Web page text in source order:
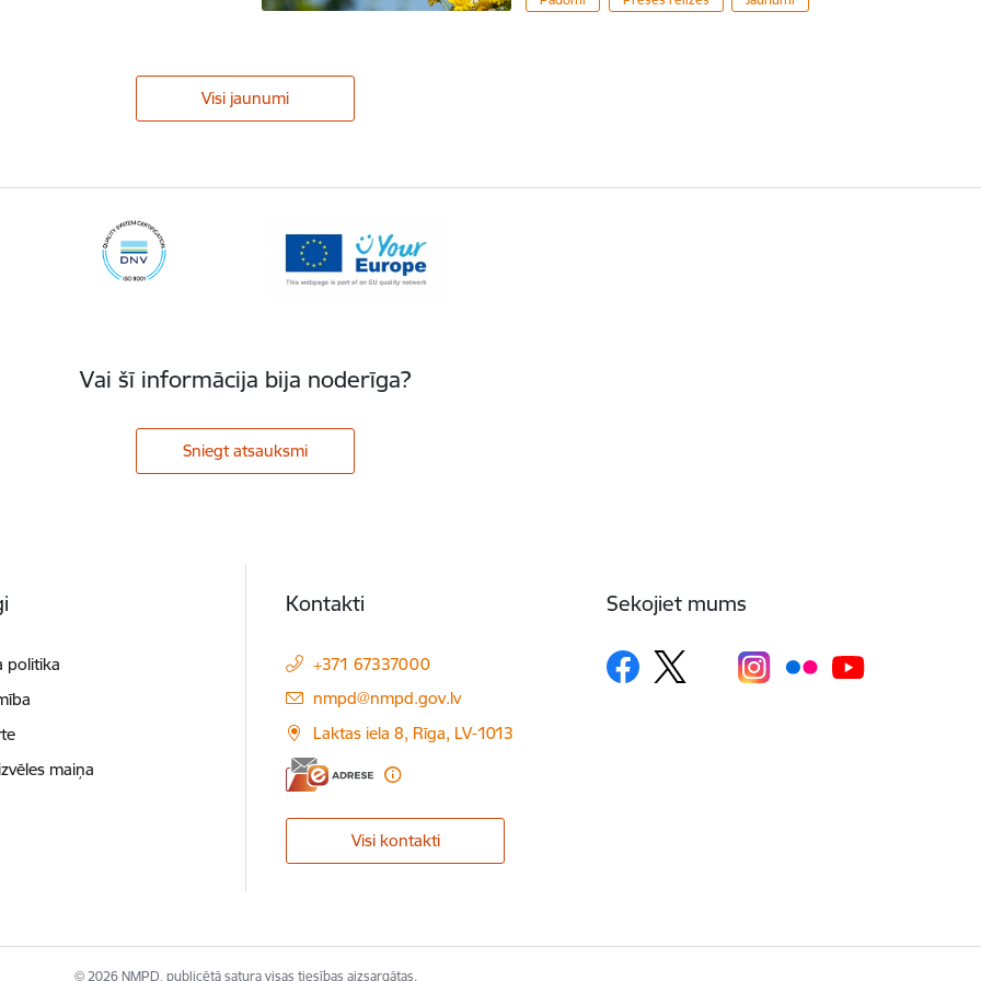
Visi jaunumi
Vai šī informācija bija noderīga?
Sniegt atsauksmi
politika
maiņa
Kontakti
+371 67337000
E-pasts:
nmpd@nmpd.gov.lv
Laktas iela 8, Rīga, LV-1013
Visi kontakti
Sekojiet mums
© 2026 NMPD, publicētā satura visas tiesības aizsargātas.